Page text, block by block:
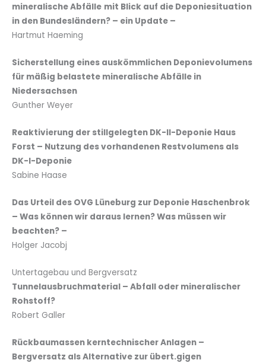
mineralische Abfälle mit Blick auf die Deponiesituation
in den Bundesländern? – ein Update –
Hartmut Haeming
Sicherstellung eines auskömmlichen Deponievolumens
für mäßig belastete mineralische Abfälle in
Niedersachsen
Gunther Weyer
Reaktivierung der stillgelegten DK-II-Deponie Haus
Forst – Nutzung des vorhandenen Restvolumens als
DK-I-Deponie
Sabine Haase
Das Urteil des OVG Lüneburg zur Deponie Haschenbrok
– Was können wir daraus lernen? Was müssen wir
beachten? –
Holger Jacobj
Untertagebau und Bergversatz
Tunnelausbruchmaterial – Abfall oder mineralischer
Rohstoff?
Robert Galler
Rückbaumassen kerntechnischer Anlagen –
Bergversatz als Alternative zur übert.gigen